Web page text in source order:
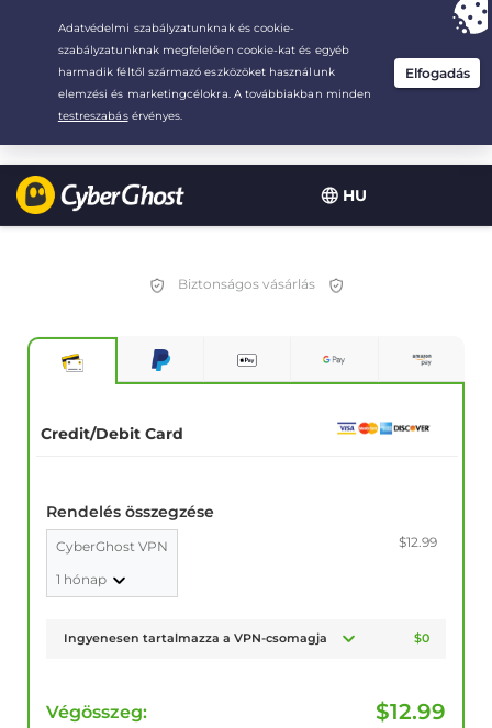
HU
Your choice:The Best Dealfor 3.3333333333333-years at $
/month
Biztonságos vásárlás
Credit/Debit Card
Rendelés összegzése
CyberGhost VPN
1 hónap
$12.99
Ingyenesen tartalmazza a VPN-csomagja $0
Végösszeg: $12.99